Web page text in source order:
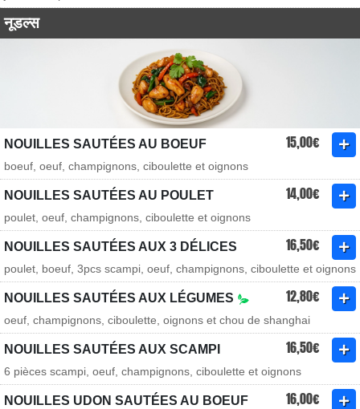
नूडल्स
NOUILLES SAUTÉES AU BOEUF 15,00€
boeuf, oeuf, champignons, ciboulette et oignons
NOUILLES SAUTÉES AU POULET 14,00€
poulet, oeuf, champignons, ciboulette et oignons
NOUILLES SAUTÉES AUX 3 DÉLICES 16,50€
poulet, boeuf, 3pcs scampi, oeuf, champignons, ciboulette et oignons
NOUILLES SAUTÉES AUX LÉGUMES 12,80€
oeuf, champignons, ciboulette, oignons et chou de shanghai
NOUILLES SAUTÉES AUX SCAMPI 16,50€
6 pièces scampi, oeuf, champignons, ciboulette et oignons
NOUILLES UDON SAUTÉES AU BOEUF 16,00€